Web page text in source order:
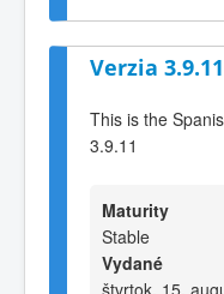
Verzia
This is the
3.9.11
Maturity
Stable
Vydané